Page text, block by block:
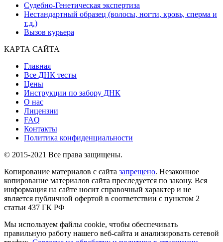
Судебно-Генетическая экспертиза
Нестандартный образец (волосы, ногти, кровь, сперма и
т.д.)
Вызов курьера
КАРТА САЙТА
Главная
Все ДНК тесты
Цены
Инструкции по забору ДНК
О нас
Лицензии
FAQ
Контакты
Политика конфиденциальности
© 2015-2021 Все права защищены.
Копирование материалов с сайта запрещено. Незаконное
копирование материалов сайта преследуется по закону. Вся
информация на сайте носит справочный характер и не
является публичной офертой в соответствии с пунктом 2
статьи 437 ГК РФ
Мы используем файлы cookie, чтобы обеспечивать
правильную работу нашего веб-сайта и анализировать сетевой